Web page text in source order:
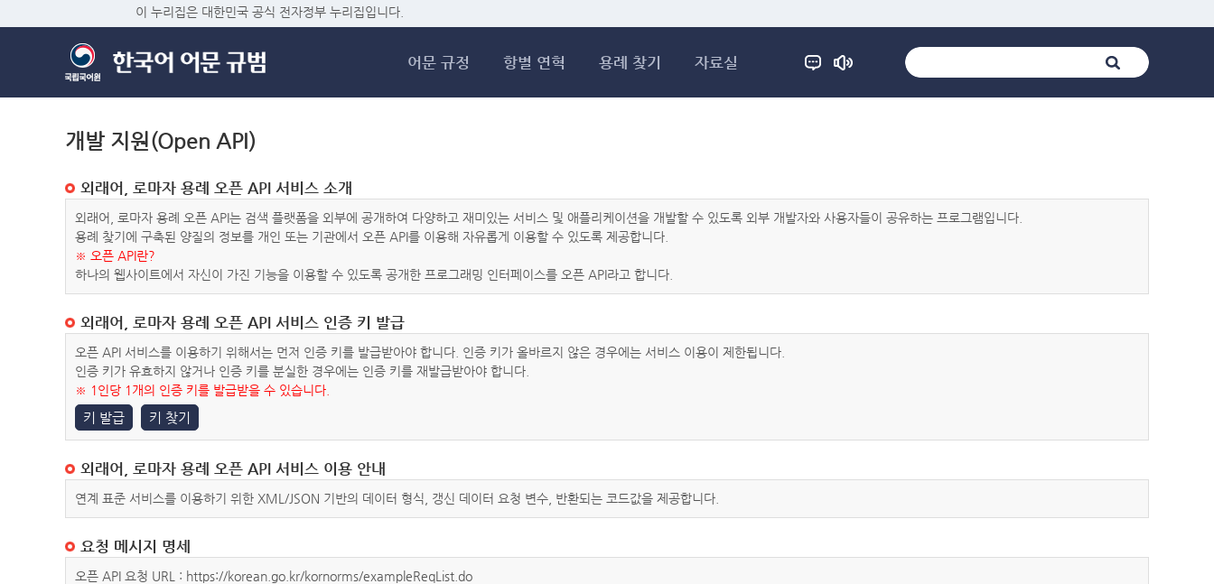
이 누리집은 대한민국 공식 전자정부 누리집입니다.
어문 규정 항별 연혁 용례 찾기 자료실
개발 지원(Open API)
외래어, 로마자 용례 오픈 API 서비스 소개
외래어, 로마자 용례 오픈 API는 검색 플랫폼을 외부에 공개하여 다양하고 재미있는 서비스 및 애플리케이션을 개발할 수 있도록 외부 개발자와 사용자들이 공유하는 프로그램입니다.
용례 찾기에 구축된 양질의 정보를 개인 또는 기관에서 오픈 API를 이용해 자유롭게 이용할 수 있도록 제공합니다.
※ 오픈 API란?
하나의 웹사이트에서 자신이 가진 기능을 이용할 수 있도록 공개한 프로그래밍 인터페이스를 오픈 API라고 합니다.
외래어, 로마자 용례 오픈 API 서비스 인증 키 발급
오픈 API 서비스를 이용하기 위해서는 먼저 인증 키를 발급받아야 합니다. 인증 키가 올바르지 않은 경우에는 서비스 이용이 제한됩니다.
인증 키가 유효하지 않거나 인증 키를 분실한 경우에는 인증 키를 재발급받아야 합니다.
※ 1인당 1개의 인증 키를 발급받을 수 있습니다.
키 발급 키 찾기
외래어, 로마자 용례 오픈 API 서비스 이용 안내
연계 표준 서비스를 이용하기 위한 XML/JSON 기반의 데이터 형식, 갱신 데이터 요청 변수, 반환되는 코드값을 제공합니다.
요청 메시지 명세
오픈 API 요청 URL : https://korean.go.kr/kornorms/exampleReqList.do